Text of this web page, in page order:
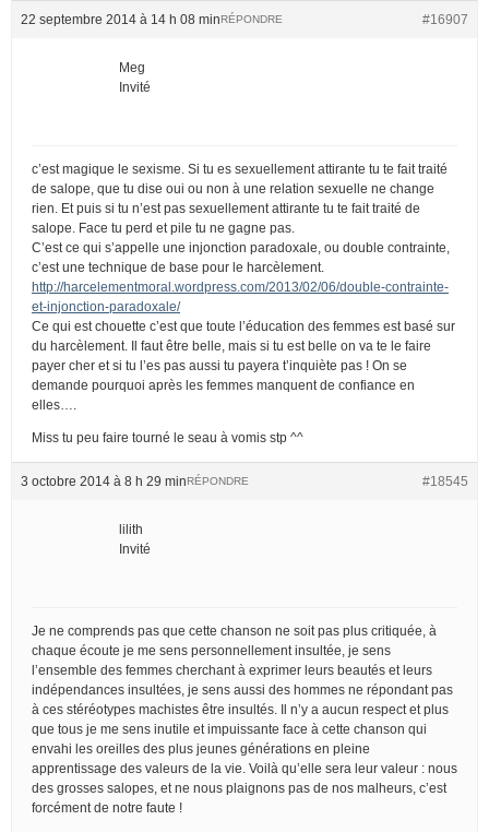
22 septembre 2014 à 14 h 08 min #16907
RÉPONDRE
Meg
Invité
c’est magique le sexisme. Si tu es sexuellement attirante tu te fait traité
de salope, que tu dise oui ou non à une relation sexuelle ne change
rien. Et puis si tu n’est pas sexuellement attirante tu te fait traité de
salope. Face tu perd et pile tu ne gagne pas.
C’est ce qui s’appelle une injonction paradoxale, ou double contrainte,
c’est une technique de base pour le harcèlement.
http://harcelementmoral.wordpress.com/2013/02/06/double-contrainte-
et-injonction-paradoxale/
Ce qui est chouette c’est que toute l’éducation des femmes est basé sur
du harcèlement. Il faut être belle, mais si tu est belle on va te le faire
payer cher et si tu l’es pas aussi tu payera t’inquiète pas ! On se
demande pourquoi après les femmes manquent de confiance en
elles….
Miss tu peu faire tourné le seau à vomis stp ^^
3 octobre 2014 à 8 h 29 min #18545
RÉPONDRE
lilith
Invité
Je ne comprends pas que cette chanson ne soit pas plus critiquée, à
chaque écoute je me sens personnellement insultée, je sens
l’ensemble des femmes cherchant à exprimer leurs beautés et leurs
indépendances insultées, je sens aussi des hommes ne répondant pas
à ces stéréotypes machistes être insultés. Il n’y a aucun respect et plus
que tous je me sens inutile et impuissante face à cette chanson qui
envahi les oreilles des plus jeunes générations en pleine
apprentissage des valeurs de la vie. Voilà qu’elle sera leur valeur : nous
des grosses salopes, et ne nous plaignons pas de nos malheurs, c’est
forcément de notre faute !